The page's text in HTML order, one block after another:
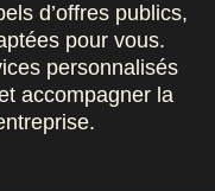
d’offres publics,
pour vous.
personnalisés
accompagner la